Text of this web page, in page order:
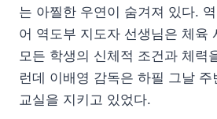
는 아찔한 우연이 숨겨져 있다.
어 역도부 지도자 선생님은 체육
모든 학생의 신체적 조건과 체력
런데 이배영 감독은 하필 그날 주
교실을 지키고 있었다.